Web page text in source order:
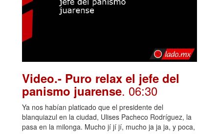
Video.- Puro relax el jefe del
panismo juarense. 06:30
Ya nos habían platicado que el presidente del
blanquiazul en la ciudad, Ulises Pacheco Rodríguez, la
pasa en la milonga. Mucho jí jí jí, mucho ja ja ja, y poca,